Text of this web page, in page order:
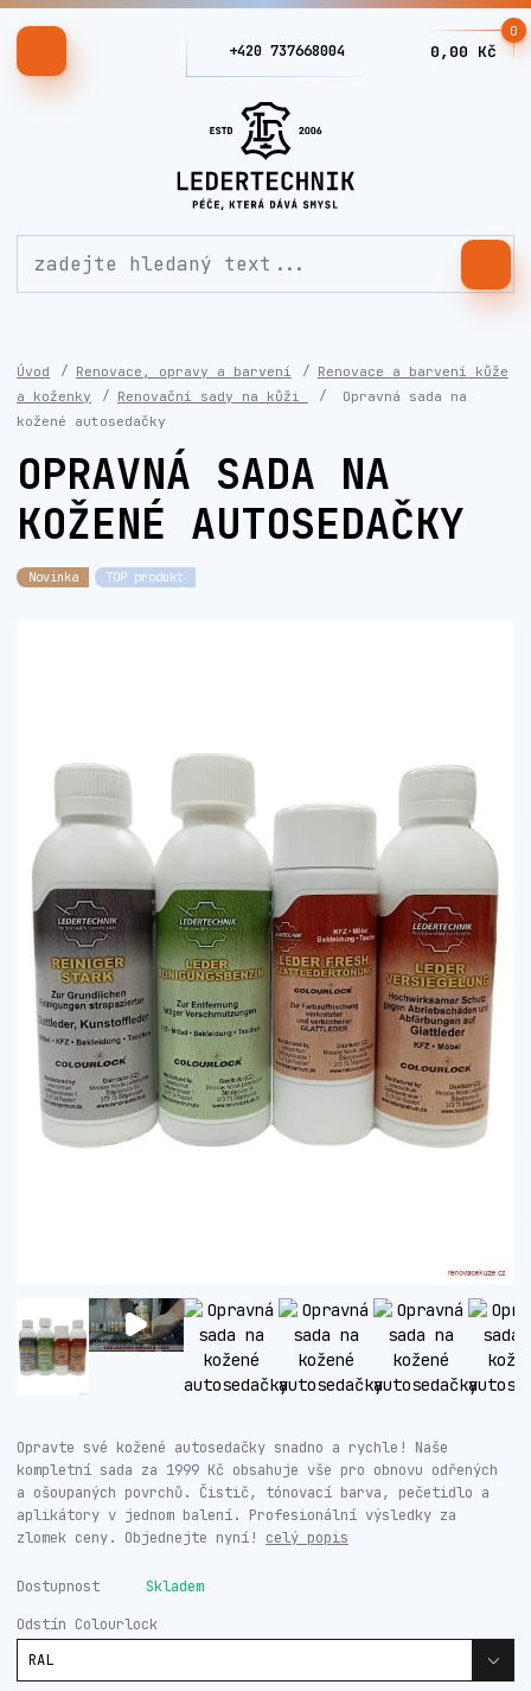
+420 737668004
0
0,00 Kč
Úvod Renovace, opravy a barvení
Renovace a barvení kůže
a koženky
Renovační sady na kůži
Opravná sada na
kožené autosedačky
OPRAVNÁ SADA NA
KOŽENÉ AUTOSEDAČKY
Novinka TOP produkt
Opravte své kožené autosedačky snadno a rychle! Naše
kompletní sada za 1999 Kč obsahuje vše pro obnovu odřených
a ošoupaných povrchů. Čistič, tónovací barva, pečetidlo a
aplikátory v jednom balení. Profesionální výsledky za
zlomek ceny. Objednejte nyní! celý popis
Dostupnost Skladem
Odstín Colourlock